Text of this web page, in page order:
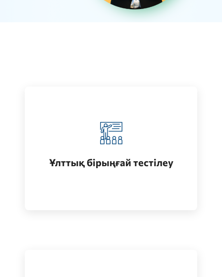
Ұлттық бірыңғай тестілеу
Қазақстанда жоғары білім алу
(бакалавриат)
Өту